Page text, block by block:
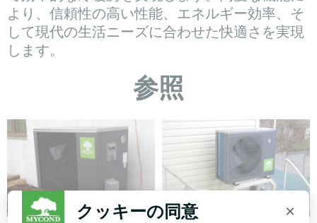
より、信頼性の高い性能、エネルギー効率、そ
して現代の生活ニーズに合わせた快適さを実現
します。
参照
クッキーの同意 ×